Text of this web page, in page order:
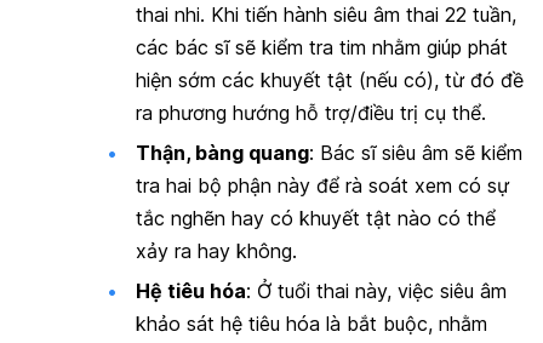
thai nhi. Khi tiến hành siêu âm thai 22 tuần,
các bác sĩ sẽ kiểm tra tim nhằm giúp phát
hiện sớm các khuyết tật (nếu có), từ đó đề
ra phương hướng hỗ trợ/điều trị cụ thể.
Thận, bàng quang: Bác sĩ siêu âm sẽ kiểm
tra hai bộ phận này để rà soát xem có sự
tắc nghẽn hay có khuyết tật nào có thể
xảy ra hay không.
Hệ tiêu hóa: Ở tuổi thai này, việc siêu âm
khảo sát hệ tiêu hóa là bắt buộc, nhằm